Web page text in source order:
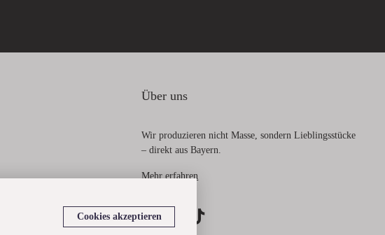
Über uns
Wir produzieren nicht Masse, sondern Lieblingsstücke
– direkt aus Bayern.
Mehr erfahren
Cookies akzeptieren